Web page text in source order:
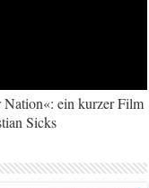
Nation«: ein kurzer Film
Sicks